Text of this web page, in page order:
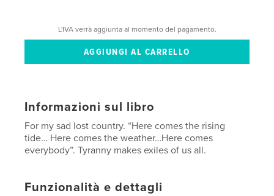
L'IVA verrà aggiunta al momento del pagamento.
Informazioni sul libro
For my sad lost country. “Here comes the rising
tide… Here comes the weather…Here comes
everybody”. Tyranny makes exiles of us all.
Funzionalità e dettagli